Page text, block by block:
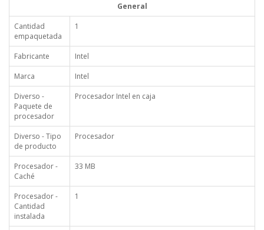
General
Cantidad
empaquetada
1
Fabricante
Intel
Marca
Intel
Diverso -
Paquete de
procesador
Procesador Intel en caja
Diverso - Tipo
de producto
Procesador
Procesador -
Caché
33 MB
Procesador -
Cantidad
instalada
1